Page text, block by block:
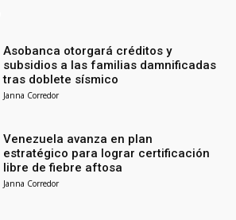
Asobanca otorgará créditos y
subsidios a las familias damnificadas
tras doblete sísmico
Janna Corredor
Venezuela avanza en plan
estratégico para lograr certificación
libre de fiebre aftosa
Janna Corredor